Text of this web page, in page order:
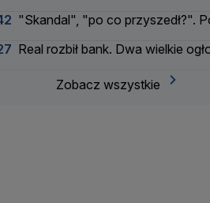
"Skandal", "po co przyszedł?".
Real rozbił bank. Dwa wielkie
Zobacz wszystkie